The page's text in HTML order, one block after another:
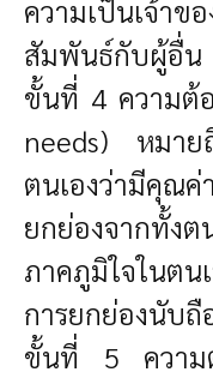
ความเป็นเจ้า
สัมพันธ์กับผู้อื่น
ขั้นที่ 4 ความต้
needs) หมาย
ตนเองว่ามีคุณ
ยกย่องจากทั้ง
ภาคภูมิใจในตน
การยกย่องนับถื
ขั้นที่ 5 ความต้